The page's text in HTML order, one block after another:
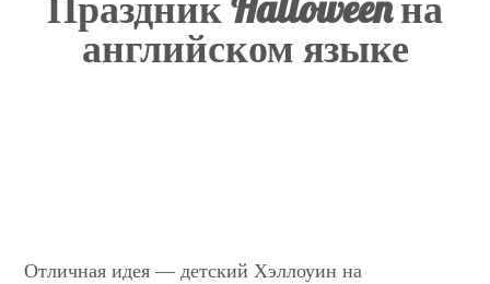
английском языке
Отличная идея — детский Хэллоуин на